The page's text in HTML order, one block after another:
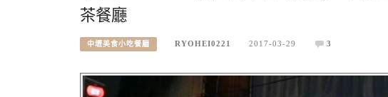
茶餐廳
中壢美食小吃餐廳 RYOHEI0221 2017-03-29 3